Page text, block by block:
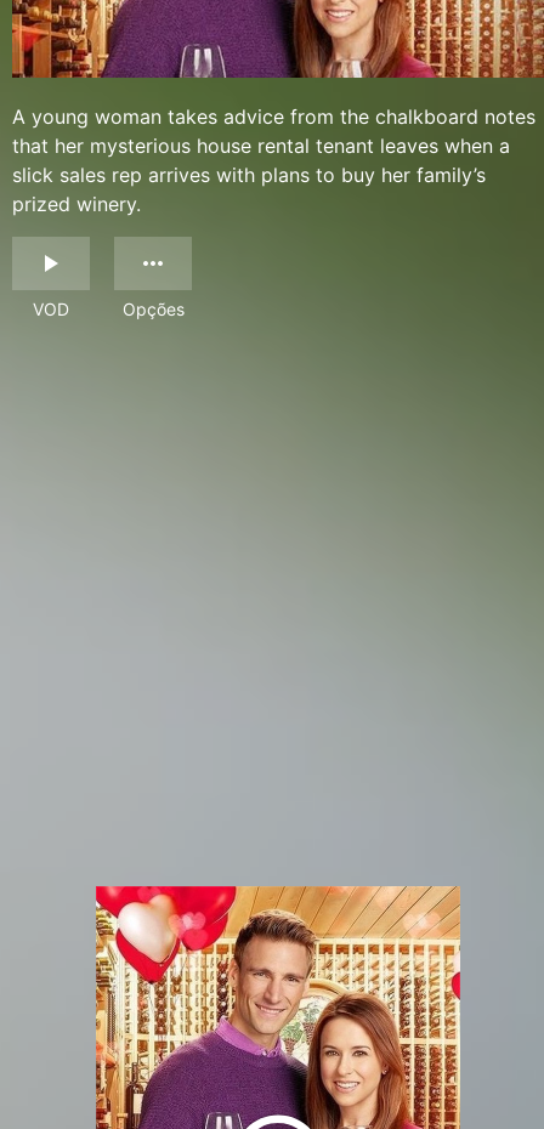
A young woman takes advice from the chalkboard notes
that her mysterious house rental tenant leaves when a
slick sales rep arrives with plans to buy her family’s
prized winery.
VOD Opções